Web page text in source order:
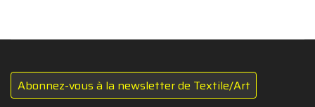
Abonnez-vous à la newsletter de Textile/Art